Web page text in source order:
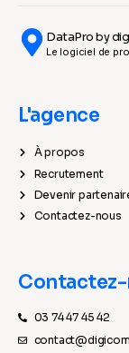
DataPro by
Le logiciel de
L'agence
À propos
Recrutement
Devenir
Contactez-nous
03 74 47 45 42